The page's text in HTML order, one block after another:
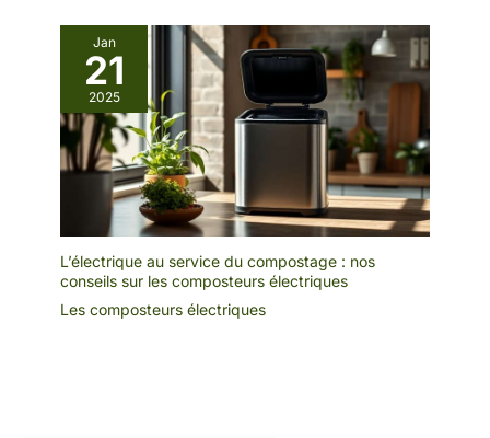
satisfaction est notre
priorité absolue
Jan
21
2025
L’électrique au service du compostage : nos
conseils sur les composteurs électriques
Les composteurs électriques